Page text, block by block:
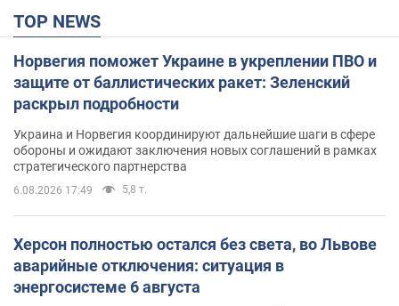
TOP NEWS
Норвегия поможет Украине в укреплении ПВО и
защите от баллистических ракет: Зеленский
раскрыл подробности
Украина и Норвегия координируют дальнейшие шаги в сфере
обороны и ожидают заключения новых соглашений в рамках
стратегического партнерства
6.08.2026 17:49 5,8 т.
Херсон полностью остался без света, во Львове
аварийные отключения: ситуация в
энергосистеме 6 августа